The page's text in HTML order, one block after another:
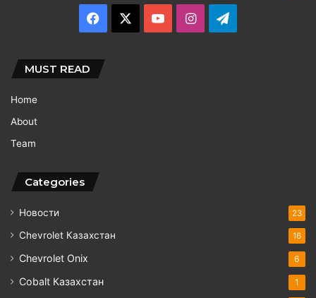
Facebook YouTubeInstagram
MUST READ
Home
About
Team
Categories
Новости 23
Chevrolet Казахстан 16
Chevrolet Onix 6
Cobalt Казахстан 1